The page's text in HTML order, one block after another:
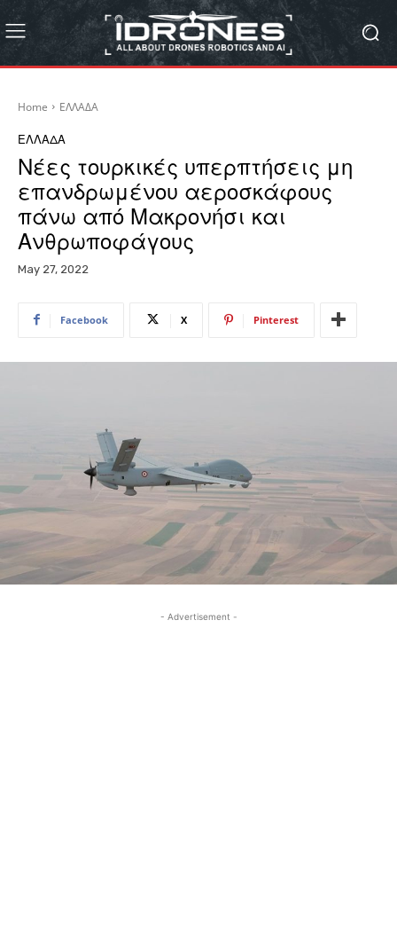
Home ΕΛΛΑΔΑ
ΕΛΛΑΔΑ
Nέες τουρκικές υπερπτήσεις μη
επανδρωμένου αεροσκάφους
πάνω από Μακρονήσι και
Ανθρωποφάγους
May 27, 2022
Facebook X Pinterest
- Advertisement -